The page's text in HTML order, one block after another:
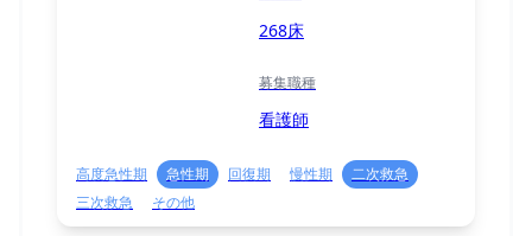
268床
募集職種
看護師
高度急性期 急性期 回復期 慢性期
二次救急
三次救急
その他